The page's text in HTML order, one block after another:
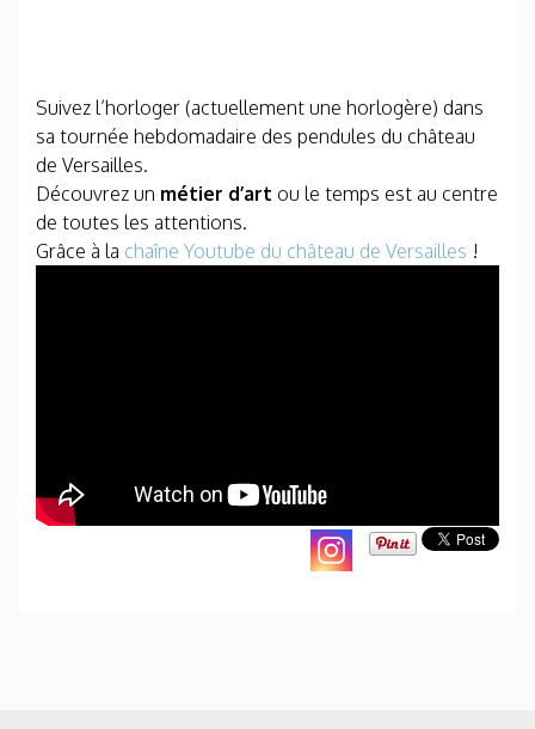
Suivez l’horloger (actuellement une horlogère) dans
sa tournée hebdomadaire des pendules du château
de Versailles.
Découvrez un métier d’art ou le temps est au centre
de toutes les attentions.
Grâce à la chaîne Youtube du château de Versailles !